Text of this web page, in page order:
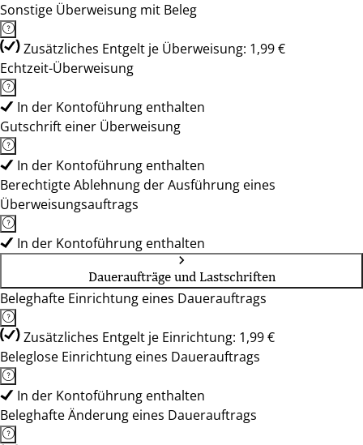
Sonstige Überweisung mit Beleg
Zusätzliches Entgelt je Überweisung: 1,99 €
Echtzeit-Überweisung
In der Kontoführung enthalten
Gutschrift einer Überweisung
In der Kontoführung enthalten
Berechtigte Ablehnung der Ausführung eines
Überweisungsauftrags
In der Kontoführung enthalten
Daueraufträge und Lastschriften
Beleghafte Einrichtung eines Dauerauftrags
Zusätzliches Entgelt je Einrichtung: 1,99 €
Beleglose Einrichtung eines Dauerauftrags
In der Kontoführung enthalten
Beleghafte Änderung eines Dauerauftrags